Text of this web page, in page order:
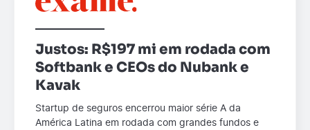
Justos: R$197 mi em rodada com
Softbank e CEOs do Nubank e
Kavak
Startup de seguros encerrou maior série A da
América Latina em rodada com grandes fundos e